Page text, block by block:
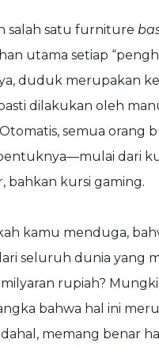
salah satu furniture
utama setiap
duduk merupakan
dilakukan oleh
semua orang
dari
bahkan kursi gaming.
kamu menduga,
seluruh dunia yang
rupiah?
bahwa hal ini
memang benar